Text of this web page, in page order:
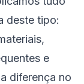
deste tipo:
e
diferença no